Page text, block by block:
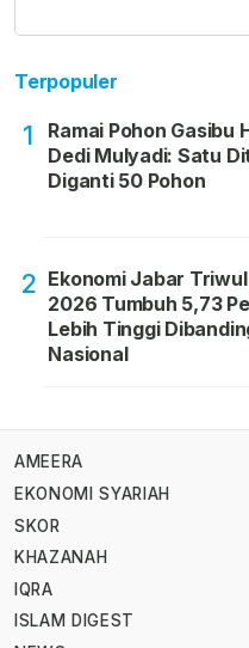
Terpopuler
1
Ramai Pohon Gasibu
Dedi Mulyadi: Satu
Diganti 50 Pohon
2 Ekonomi Jabar
2026 Tumbuh 5,73
Lebih Tinggi
Nasional
AMEERA
EKONOMI SYARIAH
SKOR
KHAZANAH
IQRA
ISLAM DIGEST